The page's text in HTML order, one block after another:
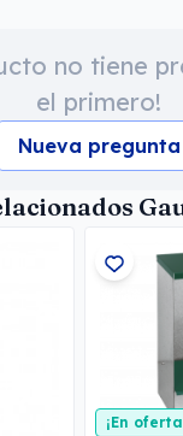
no tiene
el primero!
Nueva pregunta
¡En